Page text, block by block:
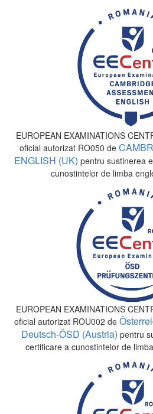
EUROPEAN EXAMINATIONS
oficial autorizat RO050 de
ENGLISH (UK) pentru sustinerea
cunostintelor de limba
EUROPEAN EXAMINATIONS
oficial autorizat ROU002 de
Deutsch-ÖSD (Austria) pentru
certificare a cunostintelor de